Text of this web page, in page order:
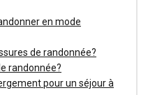
en mode
de randonnée?
randonnée?
pour un séjour à